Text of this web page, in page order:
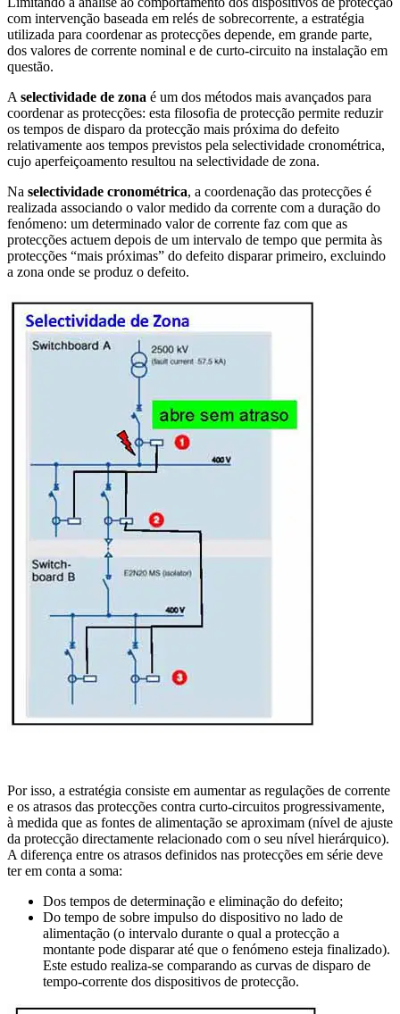
com intervenção baseada em relés de sobrecorrente, a estratégia
utilizada para coordenar as protecções depende, em grande parte,
dos valores de corrente nominal e de curto-circuito na instalação em
questão.
Aselectividade de zona é um dos métodos mais avançados para
coordenar as protecções: esta filosofia de protecção permite reduzir
os tempos de disparo da protecção mais próxima do defeito
relativamente aos tempos previstos pela selectividade cronométrica,
cujo aperfeiçoamento resultou na selectividade de zona.
Na selectividade cronométrica, a coordenação das protecções é
realizada associando o valor medido da corrente com a duração do
fenómeno: um determinado valor de corrente faz com que as
protecções actuem depois de um intervalo de tempo que permita às
protecções “mais próximas” do defeito disparar primeiro, excluindo
a zona onde se produz o defeito.
Por isso, a estratégia consiste em aumentar as regulações de corrente
e os atrasos das protecções contra curto-circuitos progressivamente,
à medida que as fontes de alimentação se aproximam (nível de ajuste
da protecção directamente relacionado com o seu nível hierárquico).
A diferença entre os atrasos definidos nas protecções em série deve
ter em conta a soma:
Dos tempos de determinação e eliminação do defeito;
Do tempo de sobre impulso do dispositivo no lado de
alimentação (o intervalo durante o qual a protecção a
montante pode disparar até que o fenómeno esteja finalizado).
Este estudo realiza-se comparando as curvas de disparo de
tempo-corrente dos dispositivos de protecção.